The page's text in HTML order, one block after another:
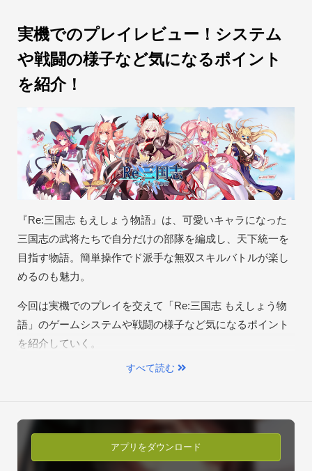
残ること、これが君に課せられた絶対の使命だ。
れは君次第
大切な武将を守り、三国志の世界で一天万乗の王に君はなれる
【ゲーム詳細】
★簡単操作でド派手な無双スキルバトル！
ワンタップ操作でド派手な無双を乱舞させて、迫り来る敵軍を
打ち破ろう！
武将、兵士、陣形、戦車、無双（必殺技）、連携技といった要
素を組み合わせながら、
君だけの戦略を駆使して一手で戦況を逆転させろ！
★個性豊かな武将たちを編成して、君だけの部隊で天下を征
名士召集！初期60人以上の武将たちが集結！新しい武将も続々
登場！
20以上の強大勢力、100以上の敵城を征伐可能！
お気に入りの衣装を手に入れることで、武将の着せ替えができ
る！
実機でのプレイレビュー！システム
や戦闘の様子など気になるポイント
を紹介！
『Re:三国志 もえしょう物語』は、可愛いキャラになった
三国志の武将たちで自分だけの部隊を編成し、天下統一を
目指す物語。簡単操作でド派手な無双スキルバトルが楽し
めるのも魅力。
今回は実機でのプレイを交えて「Re:三国志 もえしょう物
語」のゲームシステムや戦闘の様子など気になるポイント
を紹介していく。
すべて読む
アプリをダウンロード